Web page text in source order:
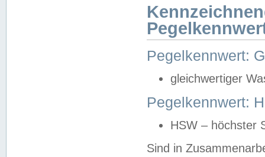
Pegelkennwert:
gleichwertiger
Pegelkennwert:
HSW – höchster
Sind in